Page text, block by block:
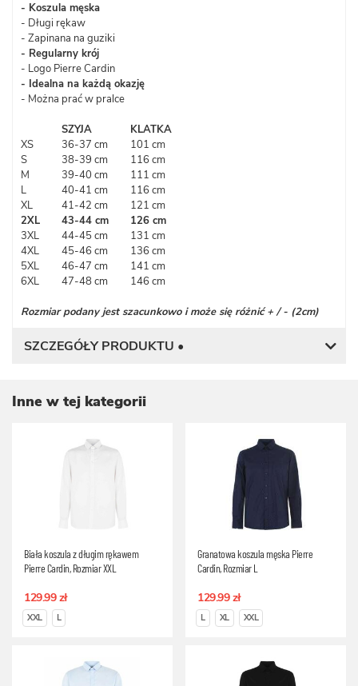
- Koszula męska
- Długi rękaw
- Zapinana na guziki
- Regularny krój
- Logo Pierre Cardin
- Idealna na każdą okazję
- Można prać w pralce
SZYJA
KLATKA
XS
36-37 cm
101 cm
S
38-39 cm
116 cm
M
39-40 cm
111 cm
L
40-41 cm
116 cm
XL
41-42 cm
121 cm
2XL
43-44 cm
126 cm
3XL
44-45 cm
131 cm
4XL
45-46 cm
136 cm
5XL
46-47 cm
141 cm
6XL
47-48 cm 146 cm
Rozmiar podany jest szacunkowo i może się różnić + / - (2cm)
SZCZEGÓŁY PRODUKTU •
Inne w tej kategorii
Biała koszula z długim rękawem
Pierre Cardin, Rozmiar XXL
129.99 zł
XXL L
Granatowa koszula męska Pierre
Cardin, Rozmiar L
129.99 zł
L XL XXL